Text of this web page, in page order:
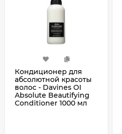
Кондиционер для
абсолютной красоты
волос - Davines OI
Absolute Beautifying
Conditioner 1000 мл